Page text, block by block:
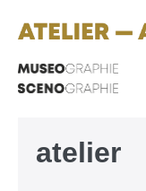
atelier